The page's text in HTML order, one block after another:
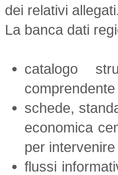
dei relativi
La banca dati
catalogo
schede,
economica
per
flussi